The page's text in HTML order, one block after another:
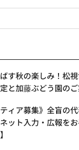
す秋の楽しみ！松
と加藤ぶどう園のご
ティア募集》全盲の
ット入力・広報を